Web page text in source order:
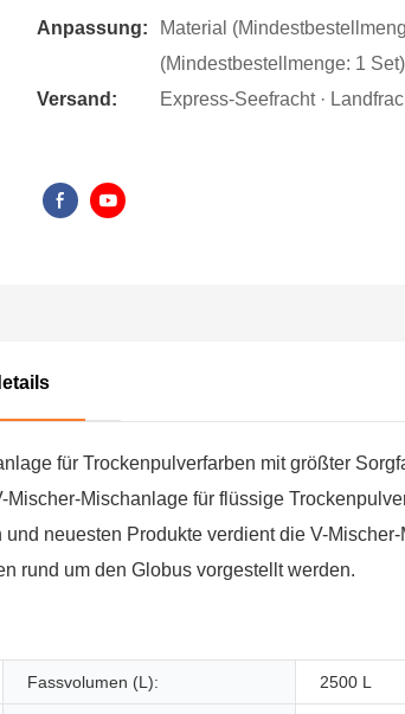
Anpassung:
Material
(Mindestbestellmenge: 1 Set)
Versand:
Express-Seefracht ·
für Trockenpulverfarben mit größter
Mischanlage für flüssige
neuesten Produkte verdient die V-
rund um den Globus vorgestellt werden.
Fassvolumen (L): 2500 L